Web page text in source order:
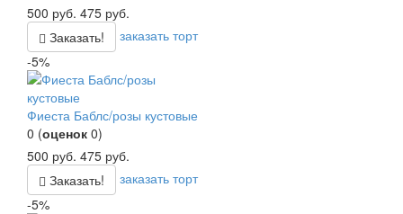
500 руб. 475 руб.
Заказать!
заказать торт
-5%
Фиеста Баблс/розы кустовые
0 (оценок 0)
500 руб. 475 руб.
Заказать!
заказать торт
-5%